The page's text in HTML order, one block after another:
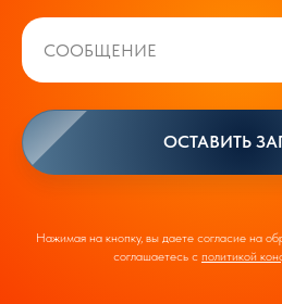
ОСТАВИТЬ
Нажимая на кнопку, вы даете согласие на
соглашаетесь c политикой